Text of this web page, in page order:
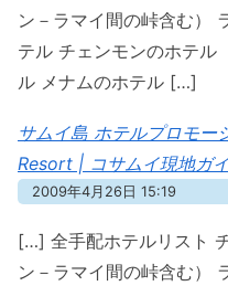
ン－ラマイ間の峠含む）
テル チェンモンのホテル
ル メナムのホテル […]
サムイ島 ホテルプロモー
Resort | コサムイ現地ガ
2009年4月26日 15:19
[…] 全手配ホテルリスト
ン－ラマイ間の峠含む）